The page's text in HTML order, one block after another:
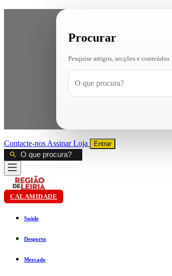
Procurar
Pesquise artigos, secções e conteúdos
Contacte-nos AssinarLoja Entrar
CALAMIDADE
Saúde
Desporto
Mercado